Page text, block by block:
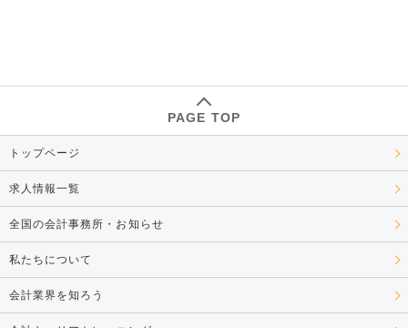
PAGE TOP
トップページ
求人情報一覧
全国の会計事務所・お知らせ
私たちについて
会計業界を知ろう